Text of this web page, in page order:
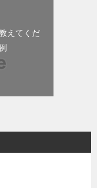
えてくだ